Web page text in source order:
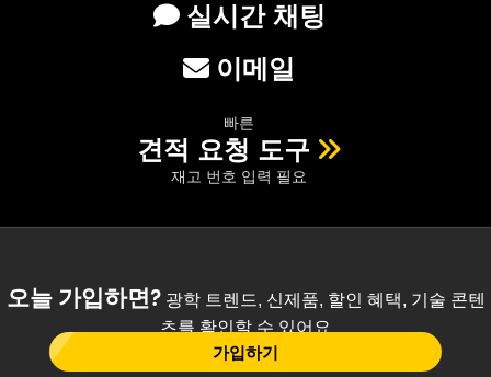
실시간 채팅
이메일
빠른
견적 요청 도구
재고 번호 입력 필요
오늘 가입하면?광학 트렌드, 신제품, 할인 혜택, 기술 콘텐
츠를 확인할 수 있어요
가입하기